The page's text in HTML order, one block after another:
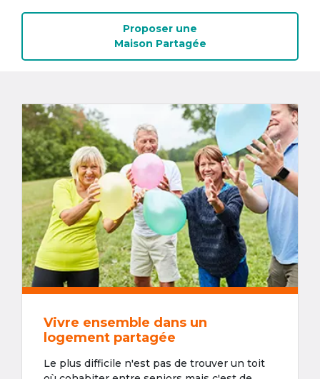
Proposer une
Maison Partagée
Vivre ensemble dans un
logement partagée
Le plus difficile n'est pas de trouver un toit